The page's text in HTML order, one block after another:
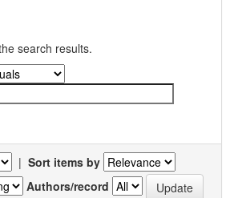
search results.
| Sort items by
Authors/record